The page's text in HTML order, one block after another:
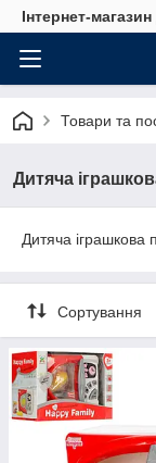
Інтернет-
Товари та
Дитяча
Дитяча іграшкова
Сортування